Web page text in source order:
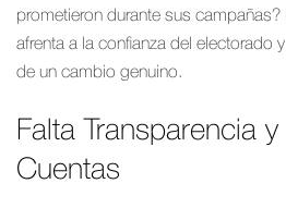
prometieron durante sus campañas?
afrenta a la confianza del electorado
de un cambio genuino.
Falta Transparencia
Cuentas